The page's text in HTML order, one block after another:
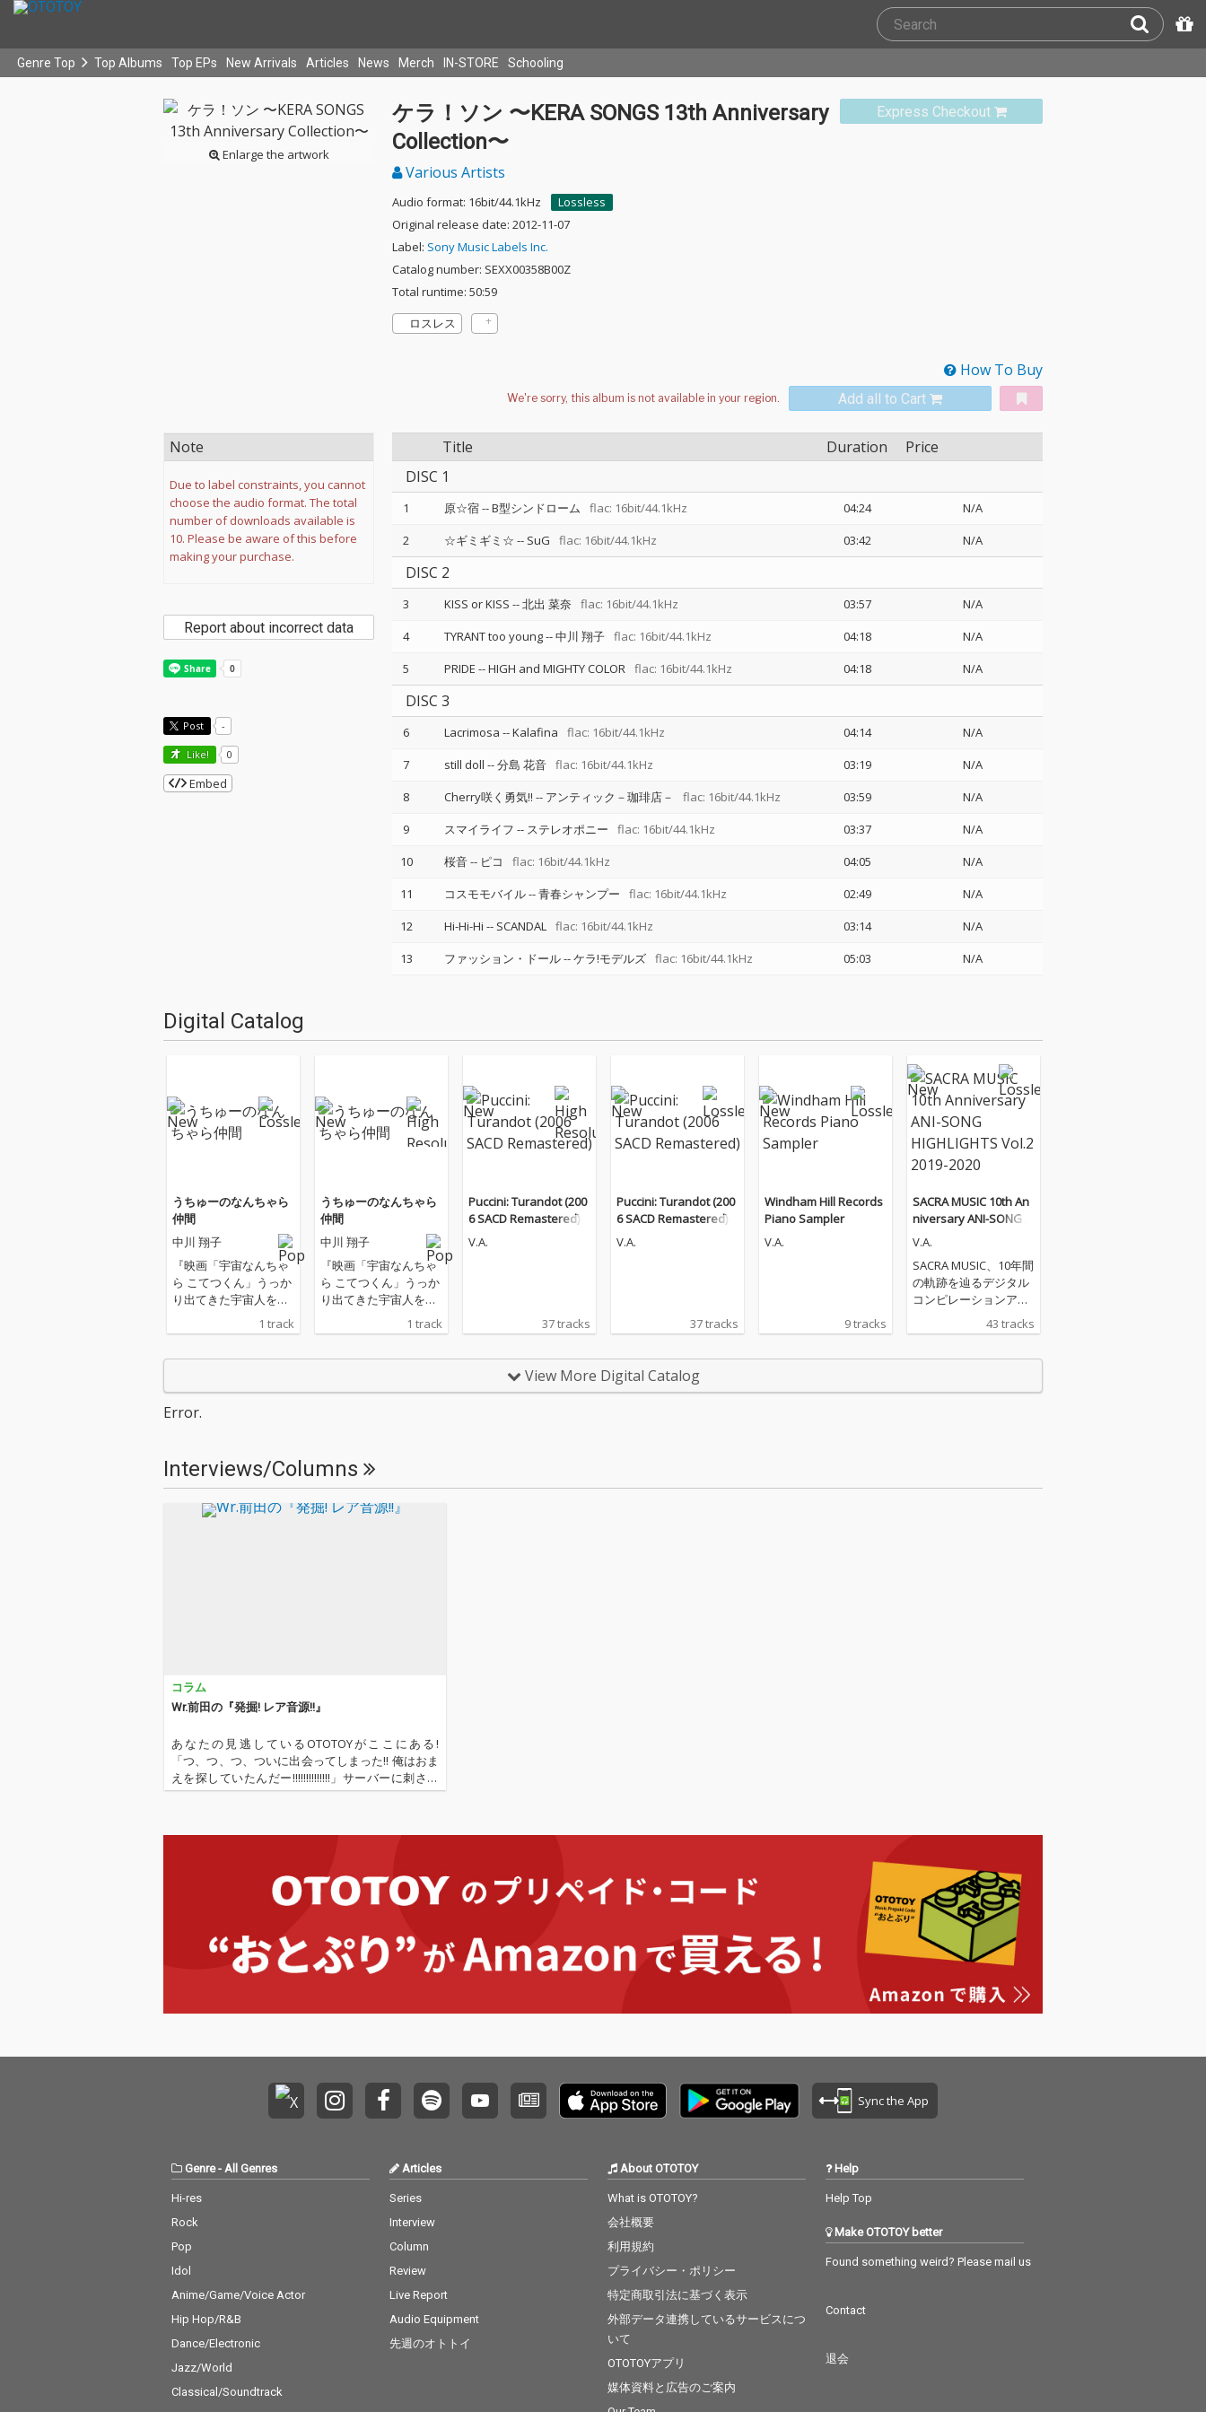
Genre Top Top Albums Top EPs New Arrivals Articles News Merch IN-STORE Schooling
Enlarge the artwork
Express Checkout
ケラ！ソン 〜KERA SONGS 13th Anniversary
Collection〜
Various Artists
Audio format: 16bit/44.1kHz
Lossless
Original release date: 2012-11-07
Label: Sony Music Labels Inc.
Catalog number: SEXX00358B00Z
Total runtime: 50:59
ロスレス
How To Buy
Add all to Cart
Title Duration
Price
DISC 1
1 原☆宿--B型シンドローム flac: 16bit/44.1kHz 04:24
N/A
2
☆ギミギミ☆ -- SuG flac: 16bit/44.1kHz 03:42 N/A
DISC 2
3 KISS or KISS --北出 菜奈 flac: 16bit/44.1kHz 03:57
N/A
4
TYRANT too young--中川 翔子 flac: 16bit/44.1kHz 04:18
N/A
5
PRIDE --HIGH and MIGHTY COLOR flac: 16bit/44.1kHz 04:18 N/A
DISC 3
6 Lacrimosa --Kalafina flac: 16bit/44.1kHz 04:14
N/A
7
still doll --分島 花音 flac: 16bit/44.1kHz 03:19
N/A
8
Cherry咲く勇気!! -- アンティック－珈琲店－ flac: 16bit/44.1kHz 03:59
N/A
9
スマイライフ -- ステレオポニー flac: 16bit/44.1kHz 03:37
N/A
10
桜音-- ピコ flac: 16bit/44.1kHz 04:05
N/A
11
コスモモバイル--青春シャンプー flac: 16bit/44.1kHz 02:49
N/A
12
Hi-Hi-Hi -- SCANDAL flac: 16bit/44.1kHz 03:14
N/A
13
ファッション・ドール--ケラ!モデルズ flac: 16bit/44.1kHz 05:03 N/A
Note
Due to label constraints, you cannot
choose the audio format. The total
number of downloads available is
10. Please be aware of this before
making your purchase.
Report about incorrect data
Post -
Like! 0
Embed
Digital Catalog
うちゅーのなんちゃら
仲間
中川 翔子
『映画「宇宙なんちゃ
ら こてつくん」うっか
り出てきた宇宙人を探
1 track
うちゅーのなんちゃら
仲間
中川 翔子
『映画「宇宙なんちゃ
ら こてつくん」うっか
り出てきた宇宙人を探
1 track
Puccini: Turandot (200
6 SACD Remastered)
V.A.
37 tracks
Puccini: Turandot (200
6 SACD Remastered)
V.A.
37 tracks
Windham Hill Records
Piano Sampler
V.A.
9 tracks
SACRA MUSIC 10th An
niversary ANI-SONG H
IGHLIGHTS Vol.2 2019-
V.A.
SACRA MUSIC、10年間
の軌跡を辿るデジタル
コンピレーションアル
弾となる「SACRA MUS
ラストをレーベル設立
43 tracks
View More Digital Catalog
Error.
Interviews/Columns
コラム
Wr.前田の『発掘! レア音源!!』
あなたの見逃しているOTOTOYがここにある!
「つ、つ、つ、ついに出会ってしまった!! 俺はおま
えを探していたんだー!!!!!!!!!!!!!!」サーバーに刺さっ
たハード・ディスクの隙間から、夜な夜な聞こえ
Sync the App
Genre- All Genres
Hi-res
Rock
Pop
Idol
Anime/Game/Voice Actor
Hip Hop/R&B
Dance/Electronic
Jazz/World
Classical/Soundtrack
Articles
Series
Interview
Column
Review
Live Report
Audio Equipment
先週のオトトイ
About OTOTOY
What is OTOTOY?
会社概要
利用規約
プライバシー・ポリシー
特定商取引法に基づく表示
外部データ連携しているサービスにつ
いて
OTOTOYアプリ
媒体資料と広告のご案内
Help
Help Top
Make OTOTOY better
Found something weird? Please mail us
Contact
退会